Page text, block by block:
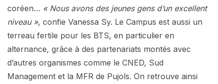
coréen… « Nous avons des jeunes gens d’un excellent
niveau », confie Vanessa Sy. Le Campus est aussi un
terreau fertile pour les BTS, en particulier en
alternance, grâce à des partenariats montés avec
d’autres organismes comme le CNED, Sud
Management et la MFR de Pujols. On retrouve ainsi